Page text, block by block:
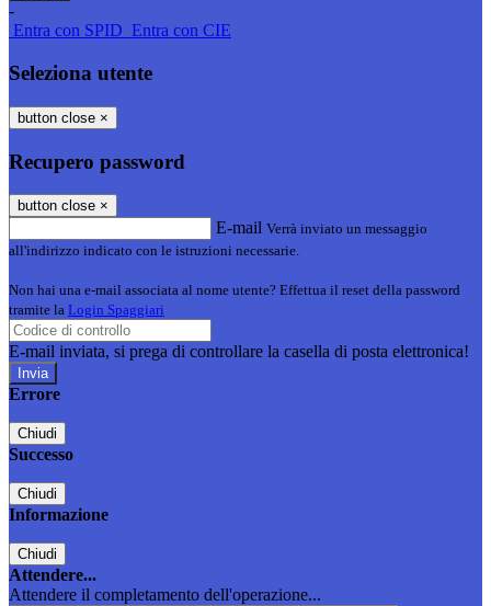
-
Entra con SPID Entra con CIE
Seleziona utente
button close ×
Recupero password
button close ×
E-mail Verrà inviato un messaggio
all'indirizzo indicato con le istruzioni necessarie.
Non hai una e-mail associata al nome utente? Effettua il reset della password
tramite la Login Spaggiari
E-mail inviata, si prega di controllare la casella di posta elettronica!
Errore
Chiudi
Successo
Chiudi
Informazione
Chiudi
Attendere...
Attendere il completamento dell'operazione...